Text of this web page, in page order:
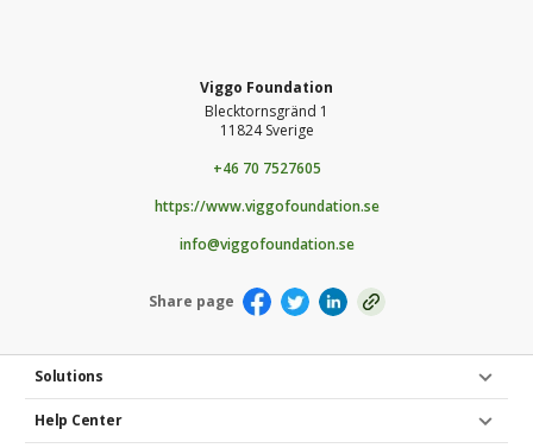
Viggo Foundation
Blecktornsgränd 1
11824 Sverige
+46 70 7527605
https://www.viggofoundation.se
info@viggofoundation.se
Share page
Solutions
Help Center